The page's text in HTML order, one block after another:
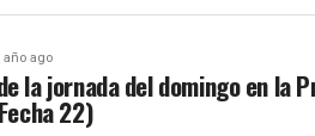
año ago
la jornada del domingo en la
22)